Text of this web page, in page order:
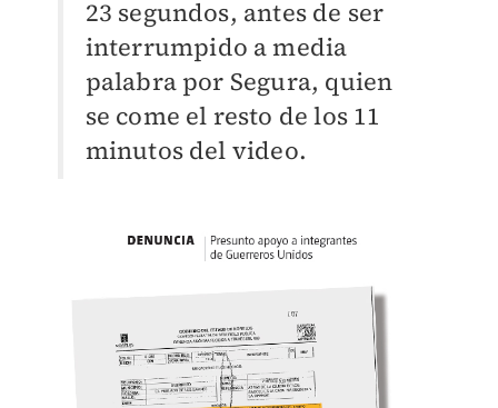
23 segundos, antes de ser
interrumpido a media
palabra por Segura, quien
se come el resto de los 11
minutos del video.